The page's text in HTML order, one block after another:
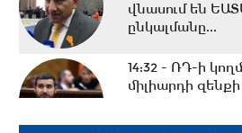
վնասում են
ընկալմանը...
14:32 - ՌԴ-ի
միլիարդի